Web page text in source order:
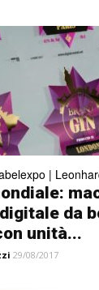
|
da
unità...
29/08/2017